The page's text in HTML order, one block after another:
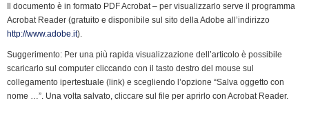
o
k
I
n
p
p
a
m
n
k
r
i
n
l
Il documento è in formato PDF Acrobat – per visualizzarlo serve il programma
Acrobat Reader (gratuito e disponibile sul sito della Adobe all’indirizzo
http://www.adobe.it).
Suggerimento: Per una più rapida visualizzazione dell’articolo è possibile
scaricarlo sul computer cliccando con il tasto destro del mouse sul
collegamento ipertestuale (link) e scegliendo l’opzione “Salva oggetto con
nome …”. Una volta salvato, cliccare sul file per aprirlo con Acrobat Reader.